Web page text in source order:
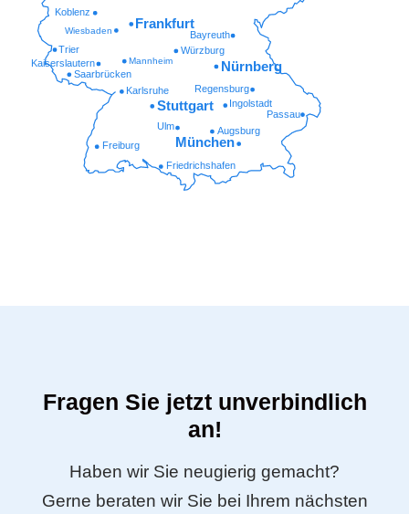
Friedrichshafen
Freiburg
Augsburg
Ulm
Passau
Ingolstadt
Regensburg
Karlsruhe
Saarbrücken
Kaiserslautern Mannheim
Würzburg
Trier
Wiesbaden Bayreuth
Koblenz
München
Stuttgart
Nürnberg
Frankfurt
Fragen Sie jetzt unverbindlich
an!
Haben wir Sie neugierig gemacht?
Gerne beraten wir Sie bei Ihrem nächsten